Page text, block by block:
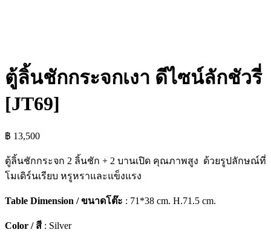
ตู้ลิ้นชักกระจกเงา ดีไซน์ลักชัวรี่
[JT69]
฿ 13,500
ตู้ลิ้นชักกระจก 2 ลิ้นชัก + 2 บานเปิด คุณภาพสูง ด้วยรูปลักษณ์ที่
โมเดิร์นเรียบ หรูหราและแข็งแรง
Table Dimension / ขนาดโต๊ะ : 71*38 cm. H.71.5 cm.
Color / สี : Silver